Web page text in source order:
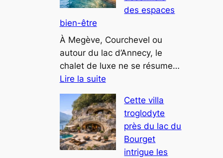
des espaces
bien-être
À Megève, Courchevel ou
autour du lac d’Annecy, le
chalet de luxe ne se résume…
Lire la suite:
Pourquoi
les
chalets
de
luxe
Cette villa
troglodyte
près du lac du
Bourget
intrigue les